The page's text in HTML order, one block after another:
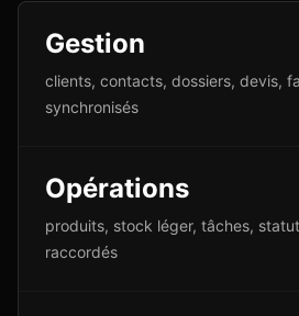
Gestion
clients, contacts, dossiers, devis,
synchronisés
Opérations
produits, stock léger, tâches,
raccordés